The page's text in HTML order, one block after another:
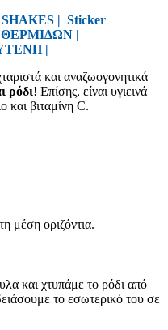
| Sticker
|
|
και αναζωογονητικά
ρόδι! Επίσης, είναι υγιεινά
και βιταμίνη C.
μέση οριζόντια.
και χτυπάμε το ρόδι από
το εσωτερικό του σε